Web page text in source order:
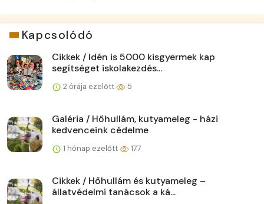
Kapcsolódó
Cikkek / Idén is 5000 kisgyermek kap
segítséget iskolakezdés...
2 órája ezelőtt 5
Galéria / Hőhullám, kutyameleg - házi
kedvenceink cédelme
1 hónap ezelőtt 177
Cikkek / Hőhullám és kutyameleg –
állatvédelmi tanácsok a ká...